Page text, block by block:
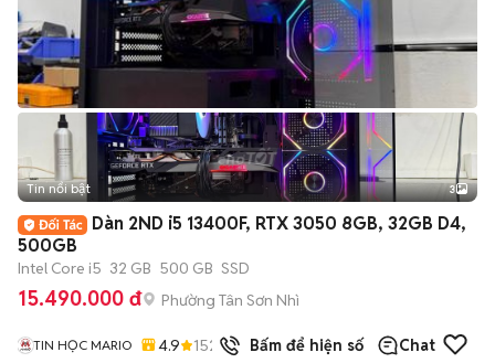
Tin nổi bật 3
Dàn 2ND i5 13400F, RTX 3050 8GB, 32GB D4,
500GB
Intel Core i5 32 GB 500 GB SSD
15.490.000 đ Phường Tân Sơn Nhì
TIN HỌC MARIO 4.9 152 đã bánBấm để hiện số Chat